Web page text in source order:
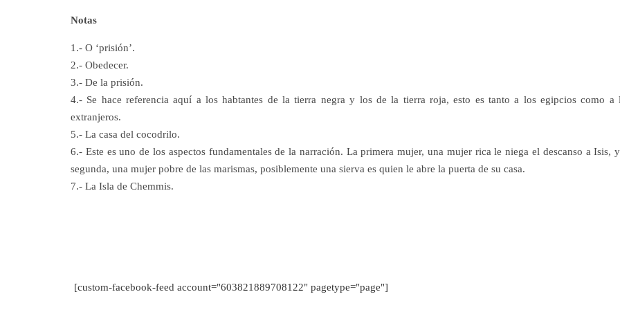
Notas
1.- O ‘prisión’.
2.- Obedecer.
3.- De la prisión.
4.- Se hace referencia aquí a los habtantes de la tierra negra y los de la tierra roja, esto es tanto a los egipcios como a
extranjeros.
5.- La casa del cocodrilo.
6.- Este es uno de los aspectos fundamentales de la narración. La primera mujer, una mujer rica le niega el descanso a Isis,
segunda, una mujer pobre de las marismas, posiblemente una sierva es quien le abre la puerta de su casa.
7.- La Isla de Chemmis.
[custom-facebook-feed account="603821889708122" pagetype="page"]